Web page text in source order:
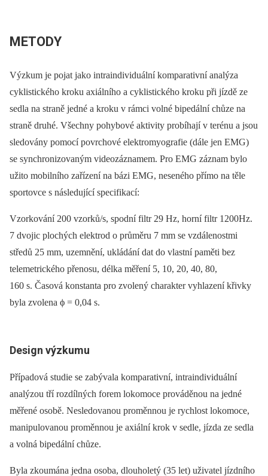
METODY
Výzkum je pojat jako intraindividuální komparativní analýza
cyklistického kroku axiálního a cyklistického kroku při jízdě ze
sedla na straně jedné a kroku v rámci volné bipedální chůze na
straně druhé. Všechny pohybové aktivity probíhají v terénu a jsou
sledovány pomocí povrchové elektromyografie (dále jen EMG)
se synchronizovaným videozáznamem. Pro EMG záznam bylo
užito mobilního zařízení na bázi EMG, neseného přímo na těle
sportovce s následující specifikací:
Vzorkování 200 vzorků/s, spodní filtr 29 Hz, horní filtr 1200Hz.
7 dvojic plochých elektrod o průměru 7 mm se vzdálenostmi
středů 25 mm, uzemnění, ukládání dat do vlastní paměti bez
telemetrického přenosu, délka měření 5, 10, 20, 40, 80,
160 s. Časová konstanta pro zvolený charakter vyhlazení křivky
byla zvolena ϕ = 0,04 s.
Design výzkumu
Případová studie se zabývala komparativní, intraindividuální
analýzou tří rozdílných forem lokomoce prováděnou na jedné
měřené osobě. Nesledovanou proměnnou je rychlost lokomoce,
manipulovanou proměnnou je axiální krok v sedle, jízda ze sedla
a volná bipedální chůze.
Byla zkoumána jedna osoba, dlouholetý (35 let) uživatel jízdního